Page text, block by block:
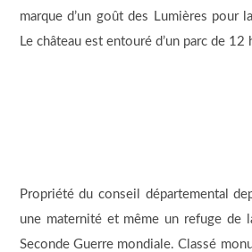
marque d’un goût des Lumières pour
Le château est entouré d’un parc de 12
Propriété du conseil départemental
une maternité et même un refuge de
Seconde Guerre mondiale. Classé